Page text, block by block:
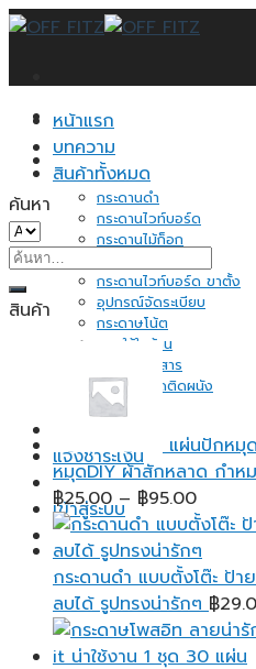
Skip
หน้าแรก
บทความ
สินค้าทั้งหมด
กระดานดำ
กระดานไวท์บอร์ด
กระดานไม้ก็อก
กระดานไวท์บอร์ด ขาตั้ง
อุปกรณ์จัดระเบียบ
กระดาษโน้ต
ของใช้ในบ้าน
ชั้นวางเอกสาร
แผ่นปักหมุดติดผนัง
อื่นๆ
แจ้งชำระเงิน
เข้าสู่ระบบ
ค้นหา
ค้นหา:
สินค้า
แผ่นปักหมุ
หมุดDIY ผ้าสักหลาด กำห
฿25.00 – ฿95.00Price
range:
฿25.00
฿95.00
กระดานดำ แบบตั้งโต๊ะ ป้า
ลบได้ รูปทรงน่ารักๆ ฿